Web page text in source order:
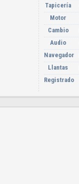
Tapicería
Motor
Cambio
Audio
Navegador
Llantas
Registrado